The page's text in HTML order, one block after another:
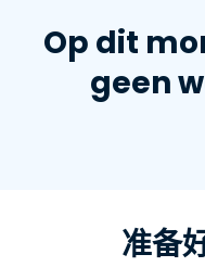
Op dit
geen
准备